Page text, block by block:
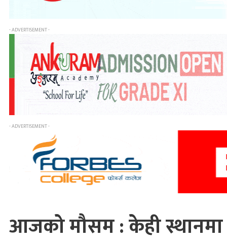
- ADVERTISEMENT -
- ADVERTISEMENT -
आजको मौसम : केही स्थानमा